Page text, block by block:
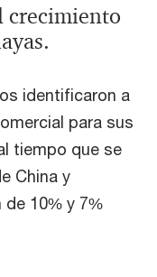
crecimiento
identificaron a
para sus
tiempo que se
China y
10% y 7%